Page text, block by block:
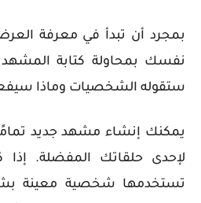
بمجرد أن تبدأ في معرفة
نفسك بمحاولة كتابة
ستقوله الشخصيات وماذا
يمكنك إنشاء مشهد جديد تمامًا
لإحدى حلقاتك المفضلة. إذا
تستخدمها شخصية معينة